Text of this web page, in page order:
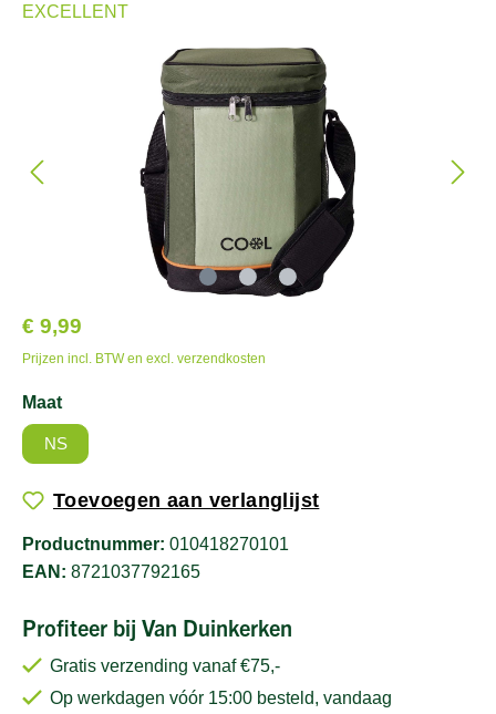
EXCELLENT
€ 9,99
Prijzen incl. BTW en excl. verzendkosten
Maat
NS
Toevoegen aan verlanglijst
Productnummer: 010418270101
EAN: 8721037792165
Profiteer bij Van Duinkerken
Gratis verzending vanaf €75,-
Op werkdagen vóór 15:00 besteld, vandaag